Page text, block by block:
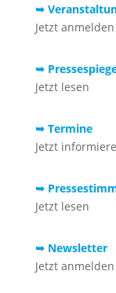
➥
Jetzt anmelden
➥
Jetzt lesen
➥ Termine
Jetzt
➥
Jetzt lesen
➥ Newsletter
Jetzt anmelden